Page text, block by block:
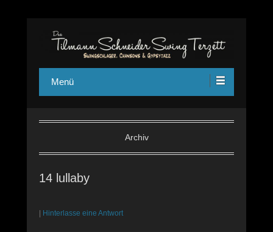
swing-terzettChansons und Jazz Manouche aus Köln
Menü
Archiv
14 lullaby
| Hinterlasse eine Antwort